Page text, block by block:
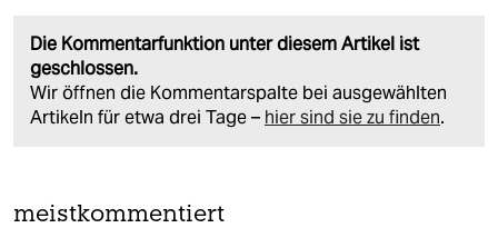
Die Kommentarfunktion unter diesem Artikel ist
geschlossen.
Wir öffnen die Kommentarspalte bei ausgewählten
Artikeln für etwa drei Tage – hier sind sie zu finden.
meistkommentiert